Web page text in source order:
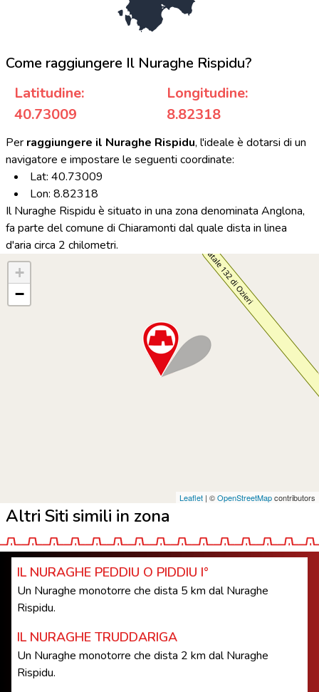
Come raggiungere Il Nuraghe Rispidu?
Latitudine:
40.73009
Longitudine:
8.82318
Per raggiungere il Nuraghe Rispidu, l'ideale è dotarsi di un
navigatore e impostare le seguenti coordinate:
Lat: 40.73009
Lon: 8.82318
Il Nuraghe Rispidu è situato in una zona denominata Anglona,
fa parte del comune di Chiaramonti dal quale dista in linea
d'aria circa 2 chilometri.
+
−
Leaflet | ©OpenStreetMapcontributors
Altri Siti simili in zona
IL NURAGHE PEDDIU O PIDDIU I°
Un Nuraghe monotorre che dista 5 km dal Nuraghe
Rispidu.
IL NURAGHE TRUDDARIGA
Un Nuraghe monotorre che dista 2 km dal Nuraghe
Rispidu.